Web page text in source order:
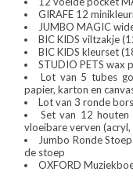
GIRAFE 12
JUMBO MAGIC
BIC KIDS viltzakje
BIC KIDS kleurset
STUDIO PETS wax
Lot van 5 tubes
papier, karton en
Lot van 3 ronde
Set van 12
vloeibare verven
Jumbo Ronde
de stoep
OXFORD